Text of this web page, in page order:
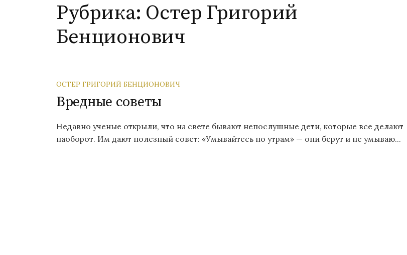
Рубрика: Остер Григорий
Бенционович
ОСТЕР ГРИГОРИЙ БЕНЦИОНОВИЧ
Вредные советы
Недавно ученые открыли, что на свете бывают непослушные дети, которые все делают
наоборот. Им дают полезный совет: «Умывайтесь по утрам» — они берут и не умываю...